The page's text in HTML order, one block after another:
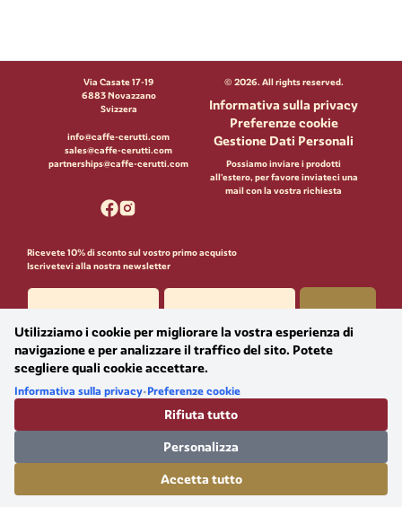
Shop
Via Casate 17-19
6883 Novazzano
Svizzera
info@caffe-cerutti.com
sales@caffe-cerutti.com
partnerships@caffe-cerutti.com
© 2026. All rights reserved.
Informativa sulla privacy
Preferenze cookie
Gestione Dati Personali
Possiamo inviare i prodotti
all'estero, per favore inviateci una
mail con la vostra richiesta
Ricevete 10% di sconto sul vostro primo acquisto
Iscrivetevi alla nostra newsletter
Iscriviti
Acconsento che Massimo Cerutti SA utilizzi i miei dati personali per finalità di
marketing, in conformità al GDPR e alla nLPD.​
Utilizziamo i cookie per migliorare la vostra esperienza di
navigazione e per analizzare il traffico del sito. Potete
scegliere quali cookie accettare.
Informativa sulla privacy•Preferenze cookie
Rifiuta tutto
Personalizza
Accetta tutto